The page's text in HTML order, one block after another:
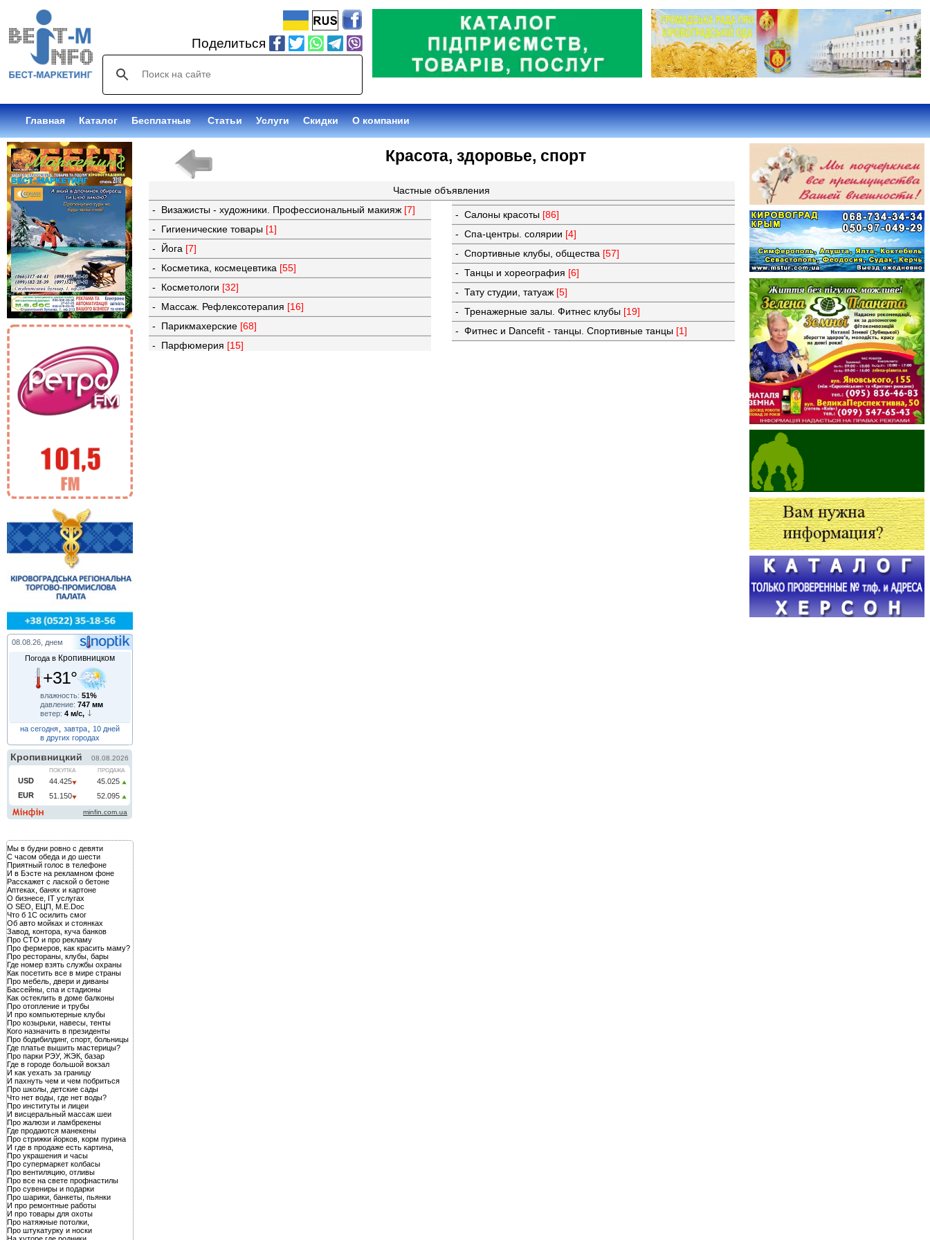
Поделиться
Главная Каталог Бесплатные Статьи Услуги Скидки О компании
08.08.26, днем
Погода в Кропивницком
+31°
влажность:51%
давление:747 мм
ветер:4 м/с,
на сегодня
завтра
10 дней
в других городах
Мы в будни ровно с девяти
С часом обеда и до шести
Приятный голос в телефоне
И в Бэсте на рекламном фоне
Расскажет с лаской о бетоне
Аптеках, банях и картоне
О бизнесе, IT услугах
О SEO, ЕЦП, M.E.Doc
Что б 1С осилить смог
Об авто мойках и стоянках
Завод, контора, куча банков
Про СТО и про рекламу
Про фермеров, как красить маму?
Про рестораны, клубы, бары
Где номер взять службы охраны
Как посетить все в мире страны
Про мебель, двери и диваны
Бассейны, спа и стадионы
Как остеклить в доме балконы
Про отопление и трубы
И про компьютерные клубы
Про козырьки, навесы, тенты
Кого назначить в президенты
Про бодибилдинг, спорт, больницы
Где платье вышить мастерицы?
Про парки РЭУ, ЖЭК, базар
Где в городе большой вокзал
И как уехать за границу
И пахнуть чем и чем побриться
Про школы, детские сады
Что нет воды, где нет воды?
Про институты и лицеи
И висцеральный массаж шеи
Про жалюзи и ламбрекены
Где продаются манекены
Про стрижки йорков, корм пурина
И где в продаже есть картина,
Про украшения и часы
Про супермаркет колбасы
Про вентиляцию, отливы
Про все на свете профнастилы
Про сувениры и подарки
Про шарики, банкеты, пьянки
И про ремонтные работы
И про товары для охоты
Про натяжные потолки,
Про штукатурку и носки
Красота, здоровье, спорт
Частные объявления
- Визажисты - художники. Профессиональный макияж [7]
- Гигиенические товары [1]
- Йога [7]
- Косметика, космецевтика [55]
- Косметологи [32]
- Массаж. Рефлексотерапия [16]
- Парикмахерские [68]
- Парфюмерия [15]
- Салоны красоты [86]
- Спа-центры. солярии [4]
- Спортивные клубы, общества [57]
- Танцы и хореография [6]
- Тату студии, татуаж [5]
- Тренажерные залы. Фитнес клубы [19]
- Фитнес и Dancefit - танцы. Спортивные танцы [1]